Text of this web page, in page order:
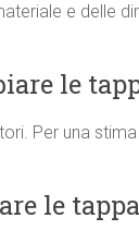
e delle
le
Per una
le